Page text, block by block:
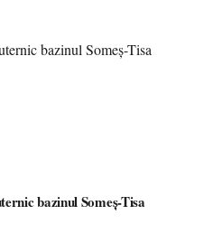
bazinul Someș-Tisa